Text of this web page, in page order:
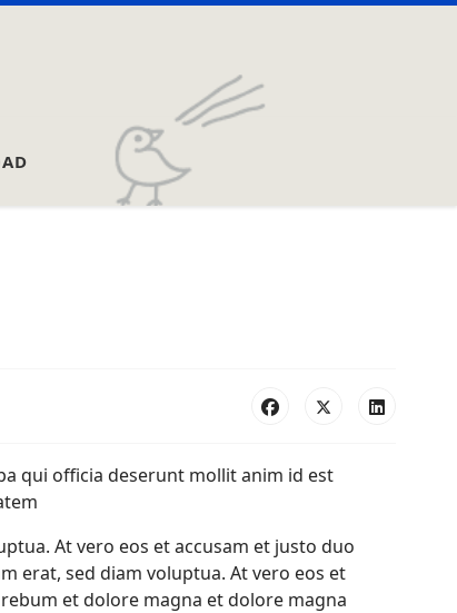
qui officia deserunt mollit anim id est
At vero eos et accusam et justo duo
erat, sed diam voluptua. At vero eos et
et dolore magna et dolore magna